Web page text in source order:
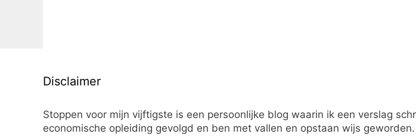
Disclaimer
Stoppen voor mijn vijftigste is een persoonlijke blog waarin ik een verslag
economische opleiding gevolgd en ben met vallen en opstaan wijs